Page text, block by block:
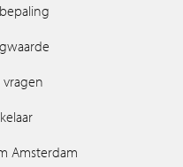
Amsterdam